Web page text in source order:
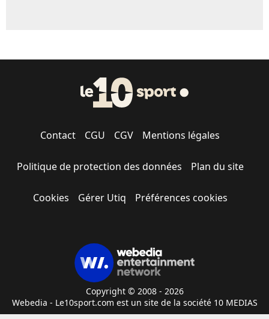
Contact CGU CGV Mentions légales
Politique de protection des données Plan du site
Cookies Gérer Utiq Préférences cookies
Copyright © 2008 - 2026
Webedia - Le10sport.com est un site de la société 10 MEDIAS